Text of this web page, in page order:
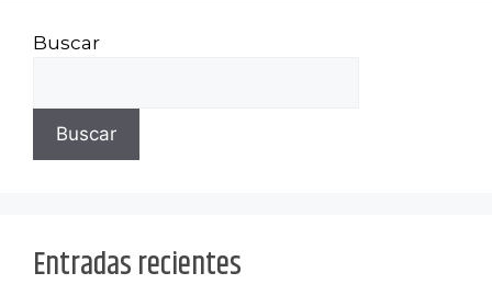
Buscar
Buscar
Entradas recientes